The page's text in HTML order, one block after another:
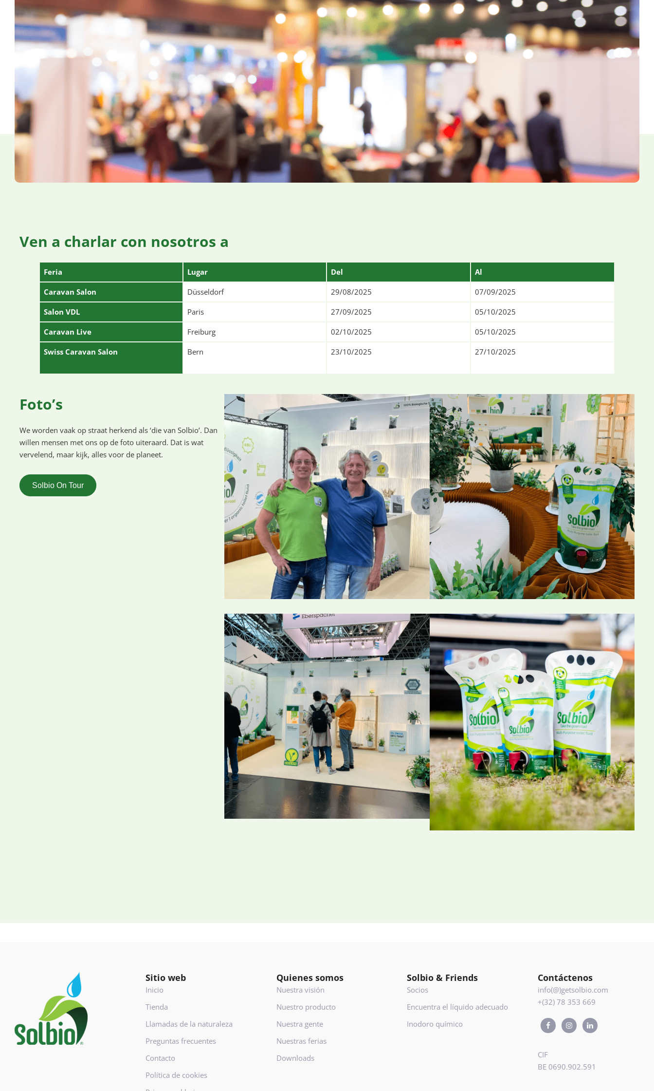
Ven a charlar con nosotros a
Feria Lugar Del Al
Caravan Salon Düsseldorf 29/08/2025 07/09/2025
Salon VDL Paris 27/09/2025 05/10/2025
Caravan Live Freiburg 02/10/2025 05/10/2025
Swiss Caravan Salon Bern 23/10/2025 27/10/2025
Foto’s
We worden vaak op straat herkend als ‘die van Solbio’. Dan
willen mensen met ons op de foto uiteraard. Dat is wat
vervelend, maar kijk, alles voor de planeet.
Solbio On Tour
Sitio web
Inicio
Tienda
Llamadas de la naturaleza
Preguntas frecuentes
Contacto
Política de cookies
Quienes somos
Nuestra visión
Nuestro producto
Nuestra gente
Nuestras ferias
Downloads
Solbio & Friends
Socios
Encuentra el líquido adecuado
Inodoro químico
Contáctenos
info(@)getsolbio.com
+(32) 78 353 669
CIF
BE 0690.902.591